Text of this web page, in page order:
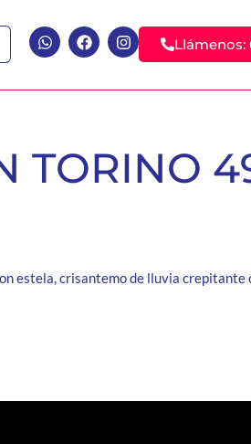
Llámenos:
TORINO
estela, crisantemo de lluvia crepitante